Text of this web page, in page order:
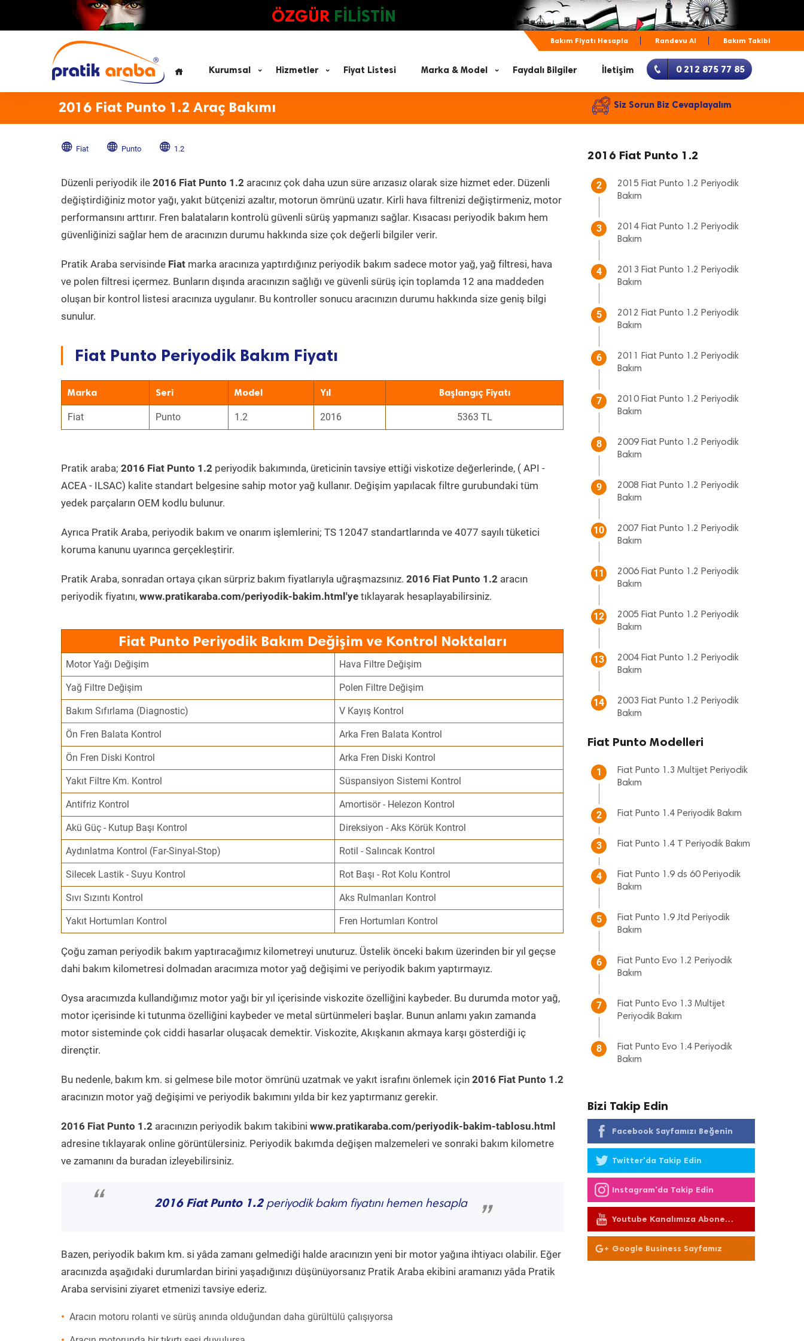
ÖZGÜR FİLİSTİN
Bakım Fiyatı Hesapla Randevu Al Bakım Takibi
Kurumsal Hizmetler Fiyat Listesi Marka & Model Faydalı Bilgiler İletişim 0 212 875 77 85
2016 Fiat Punto 1.2 Araç Bakımı Siz Sorun Biz Cevaplayalım
Fiat Punto 1.2
Düzenli periyodik ile 2016 Fiat Punto 1.2 aracınız çok daha uzun süre arızasız olarak size hizmet eder. Düzenli
değiştirdiğiniz motor yağı, yakıt bütçenizi azaltır, motorun ömrünü uzatır. Kirli hava filtrenizi değiştirmeniz, motor
performansını arttırır. Fren balataların kontrolü güvenli sürüş yapmanızı sağlar. Kısacası periyodik bakım hem
güvenliğinizi sağlar hem de aracınızın durumu hakkında size çok değerli bilgiler verir.
Pratik Araba servisinde Fiat marka aracınıza yaptırdığınız periyodik bakım sadece motor yağ, yağ filtresi, hava
ve polen filtresi içermez. Bunların dışında aracınızın sağlığı ve güvenli sürüş için toplamda 12 ana maddeden
oluşan bir kontrol listesi aracınıza uygulanır. Bu kontroller sonucu aracınızın durumu hakkında size geniş bilgi
sunulur.
Fiat Punto Periyodik Bakım Fiyatı
Marka Seri Model Yıl Başlangıç Fiyatı
Fiat Punto 1.2 2016 5363 TL
Pratik araba; 2016 Fiat Punto 1.2 periyodik bakımında, üreticinin tavsiye ettiği viskotize değerlerinde, ( API -
ACEA - ILSAC) kalite standart belgesine sahip motor yağ kullanır. Değişim yapılacak filtre gurubundaki tüm
yedek parçaların OEM kodlu bulunur.
Ayrıca Pratik Araba, periyodik bakım ve onarım işlemlerini; TS 12047 standartlarında ve 4077 sayılı tüketici
koruma kanunu uyarınca gerçekleştirir.
Pratik Araba, sonradan ortaya çıkan sürpriz bakım fiyatlarıyla uğraşmazsınız. 2016 Fiat Punto 1.2 aracın
periyodik fiyatını, www.pratikaraba.com/periyodik-bakim.html'ye tıklayarak hesaplayabilirsiniz.
Fiat Punto Periyodik Bakım Değişim ve Kontrol Noktaları
Motor Yağı Değişim Hava Filtre Değişim
Yağ Filtre Değişim Polen Filtre Değişim
Bakım Sıfırlama (Diagnostic) V Kayış Kontrol
Ön Fren Balata Kontrol Arka Fren Balata Kontrol
Ön Fren Diski Kontrol Arka Fren Diski Kontrol
Yakıt Filtre Km. Kontrol Süspansiyon Sistemi Kontrol
Antifriz Kontrol Amortisör - Helezon Kontrol
Akü Güç - Kutup Başı Kontrol Direksiyon - Aks Körük Kontrol
Aydınlatma Kontrol (Far-Sinyal-Stop) Rotil - Salıncak Kontrol
Silecek Lastik - Suyu Kontrol Rot Başı - Rot Kolu Kontrol
Sıvı Sızıntı Kontrol Aks Rulmanları Kontrol
Yakıt Hortumları Kontrol Fren Hortumları Kontrol
Çoğu zaman periyodik bakım yaptıracağımız kilometreyi unuturuz. Üstelik önceki bakım üzerinden bir yıl geçse
dahi bakım kilometresi dolmadan aracımıza motor yağ değişimi ve periyodik bakım yaptırmayız.
Oysa aracımızda kullandığımız motor yağı bir yıl içerisinde viskozite özelliğini kaybeder. Bu durumda motor yağ,
motor içerisinde ki tutunma özelliğini kaybeder ve metal sürtünmeleri başlar. Bunun anlamı yakın zamanda
motor sisteminde çok ciddi hasarlar oluşacak demektir. Viskozite, Akışkanın akmaya karşı gösterdiği iç
dirençtir.
Bu nedenle, bakım km. si gelmese bile motor ömrünü uzatmak ve yakıt israfını önlemek için 2016 Fiat Punto 1.2
aracınızın motor yağ değişimi ve periyodik bakımını yılda bir kez yaptırmanız gerekir.
2016 Fiat Punto 1.2 aracınızın periyodik bakım takibini www.pratikaraba.com/periyodik-bakim-tablosu.html
adresine tıklayarak online görüntülersiniz. Periyodik bakımda değişen malzemeleri ve sonraki bakım kilometre
ve zamanını da buradan izleyebilirsiniz.
“ 2016 Fiat Punto 1.2periyodik bakım fiyatını hemen hesapla
”
Bazen, periyodik bakım km. si yâda zamanı gelmediği halde aracınızın yeni bir motor yağına ihtiyacı olabilir. Eğer
aracınızda aşağıdaki durumlardan birini yaşadığınızı düşünüyorsanız Pratik Araba ekibini aramanızı yâda Pratik
Araba servisini ziyaret etmenizi tavsiye ederiz.
Aracın motoru rolanti ve sürüş anında olduğundan daha gürültülü çalışıyorsa
2016 Fiat Punto 1.2
2
2015 Fiat Punto 1.2 Periyodik
Bakım
3
2014 Fiat Punto 1.2 Periyodik
Bakım
4
2013 Fiat Punto 1.2 Periyodik
Bakım
5
2012 Fiat Punto 1.2 Periyodik
Bakım
6
2011 Fiat Punto 1.2 Periyodik
Bakım
7
2010 Fiat Punto 1.2 Periyodik
Bakım
8
2009 Fiat Punto 1.2 Periyodik
Bakım
9
2008 Fiat Punto 1.2 Periyodik
Bakım
10
2007 Fiat Punto 1.2 Periyodik
Bakım
11
2006 Fiat Punto 1.2 Periyodik
Bakım
12
2005 Fiat Punto 1.2 Periyodik
Bakım
13
2004 Fiat Punto 1.2 Periyodik
Bakım
14
2003 Fiat Punto 1.2 Periyodik
Bakım
Fiat Punto Modelleri
1
Fiat Punto 1.3 Multijet Periyodik
Bakım
2 Fiat Punto 1.4 Periyodik Bakım
3 Fiat Punto 1.4 T Periyodik Bakım
4
Fiat Punto 1.9 ds 60 Periyodik
Bakım
5
Fiat Punto 1.9 Jtd Periyodik
Bakım
6
Fiat Punto Evo 1.2 Periyodik
Bakım
7
Fiat Punto Evo 1.3 Multijet
Periyodik Bakım
8
Fiat Punto Evo 1.4 Periyodik
Bakım
Bizi Takip Edin
Facebook Sayfamızı Beğenin
Twitter'da Takip Edin
Instagram'da Takip Edin
Youtube Kanalımıza Abone
Olun
Google Business Sayfamız